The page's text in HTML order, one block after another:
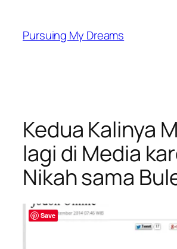
content
Pursuing My Dreams
Kedua Kalinya
lagi di Media
Nikah sama
Save